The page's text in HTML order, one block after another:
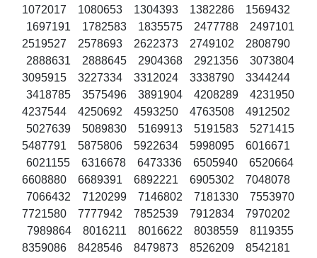
1072017 1080653 1304393 1382286 1569432
1697191 1782583 1835575 2477788 2497101
2519527 2578693 2622373 2749102 2808790
2888631 2888645 2904368 2921356 3073804
3095915 3227334 3312024 3338790 3344244
3418785 3575496 3891904 4208289 4231950
4237544 4250692 4593250 4763508 4912502
5027639 5089830 5169913 5191583 5271415
5487791 5875806 5922634 5998095 6016671
6021155 6316678 6473336 6505940 6520664
6608880 6689391 6892221 6905302 7048078
7066432 7120299 7146802 7181330 7553970
7721580 7777942 7852539 7912834 7970202
7989864 8016211 8016622 8038559 8119355
8359086 8428546 8479873 8526209 8542181